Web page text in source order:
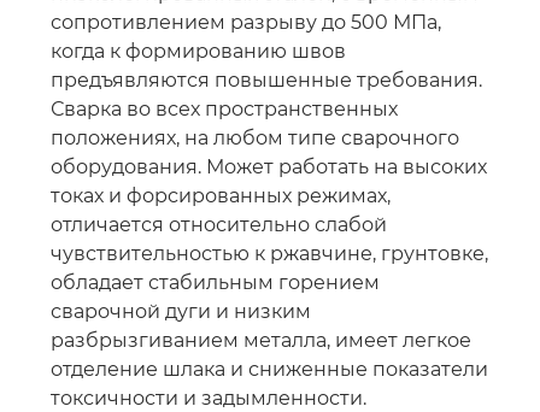
сопротивлением разрыву до 500 МПа,
когда к формированию швов
предъявляются повышенные требования.
Сварка во всех пространственных
положениях, на любом типе сварочного
оборудования. Может работать на высоких
токах и форсированных режимах,
отличается относительно слабой
чувствительностью к ржавчине, грунтовке,
обладает стабильным горением
сварочной дуги и низким
разбрызгиванием металла, имеет легкое
отделение шлака и сниженные показатели
токсичности и задымленности.